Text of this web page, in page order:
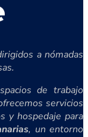
a nómadas
de trabajo
servicios
y hospedaje para
, un entorno